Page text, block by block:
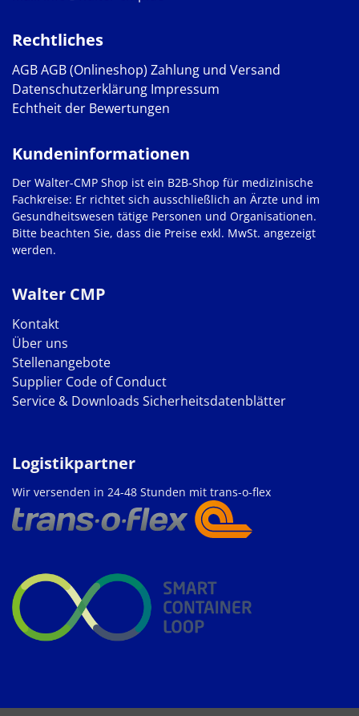
Rechtliches
AGBAGB (Onlineshop) Zahlung und Versand
Datenschutzerklärung Impressum
Echtheit der Bewertungen
Walter CMP
Kontakt
Über uns
Stellenangebote
Supplier Code of Conduct
Service & Downloads Sicherheitsdatenblätter
Kundeninformationen
Der Walter-CMP Shop ist ein B2B-Shop für medizinische
Fachkreise: Er richtet sich ausschließlich an Ärzte und im
Gesundheitswesen tätige Personen und Organisationen.
Bitte beachten Sie, dass die Preise exkl. MwSt. angezeigt
werden.
Logistikpartner
Wir versenden in 24-48 Stunden mit trans-o-flex